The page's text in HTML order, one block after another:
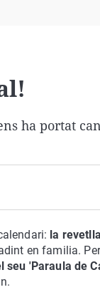
ha portat
la
en familia.
seu 'Paraula de